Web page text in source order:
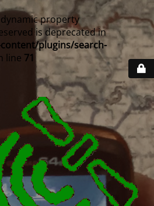
property
is deprecated in
plugins/search-
line 71